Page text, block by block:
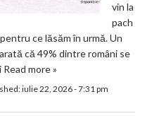
vin la
pach
ce lăsăm în urmă. Un
că 49% dintre români se
Read more »
iulie 22, 2026 - 7:31 pm